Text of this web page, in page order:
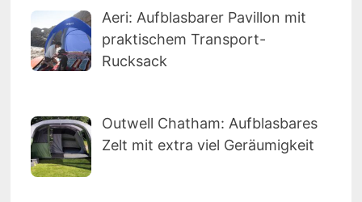
Aeri: Aufblasbarer Pavillon mit
praktischem Transport-
Rucksack
Outwell Chatham: Aufblasbares
Zelt mit extra viel Geräumigkeit